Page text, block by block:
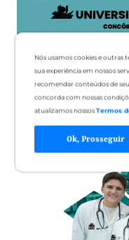
Nós usamos cookies e outras
sua experiência em nossos
recomendar conteúdos de
concorda com nossas
atualizamos nossosTermos
Ok, Prosseguir